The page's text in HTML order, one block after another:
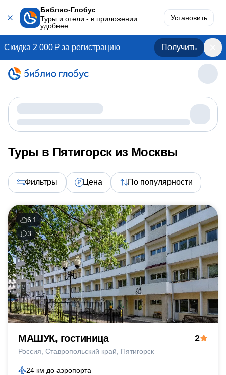
Библио-Глобус
Туры и отели - в приложении
удобнее
Установить
Скидка 2 000 ₽ за регистрацию Получить
Туры в Пятигорск из Москвы
Фильтры Цена По популярности
6.1
3
МАШУК, гостиница
Россия Ставропольский край Пятигорск
2
24 км до аэропорта